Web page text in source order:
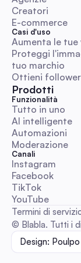
Giornata
Australiani
Una guida
australiano,
escalation e
gestisci
checklist
Un pratico
Plus, Pro ed
Creatori
E-commerce
Casi d'uso
Aumenta le tue
Proteggi
tuo marchio
Ottieni
Prodotti
Funzionalità
Tutto in uno
AI intelligente
Automazioni
Moderazione
Canali
Instagram
Facebook
TikTok
YouTube
Termini di
© Blabla. Tutti i
Design: Poulpo